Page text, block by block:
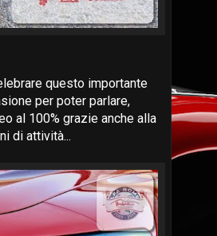
questo importante
per poter parlare,
al 100% grazie anche alla
di attività...